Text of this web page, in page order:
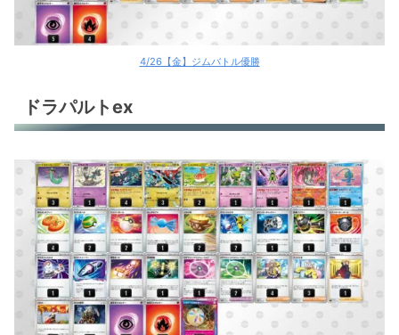
4/26【金】ジムバトル優勝
ドラパルトex